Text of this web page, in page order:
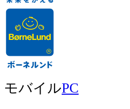
モバイルPC